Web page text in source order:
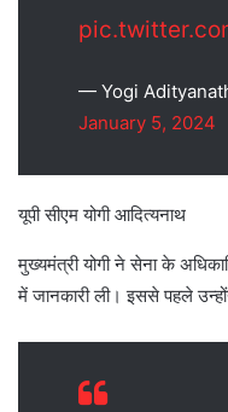
— Yogi
January 5, 2024
यूपी सीएम योगी आदित्यनाथ
मुख्यमंत्री योगी ने सेना के
में जानकारी ली। इससे पहले